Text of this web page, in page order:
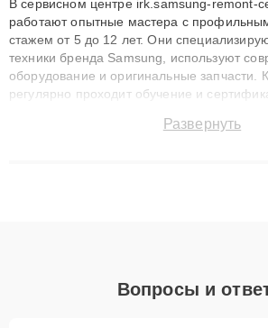
В сервисном центре irk.samsung-remont-
работают опытные мастера с
стажем от 5 до 12 лет. Они
техники бренда Samsung, используют
оборудование и оригинальные запчасти.
регулярно проходит обучение и
технику с сохранением гарантии до 3
Развернуть
Вопросы и